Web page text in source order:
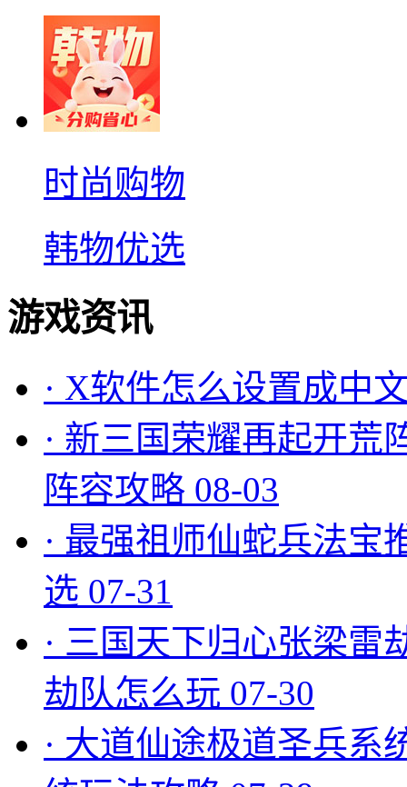
时尚购物
韩物优选
游戏资讯
· X软件怎么设置成中
· 新三国荣耀再起开荒
阵容攻略 08-03
· 最强祖师仙蛇兵法宝
选 07-31
· 三国天下归心张梁雷
劫队怎么玩 07-30
· 大道仙途极道圣兵系